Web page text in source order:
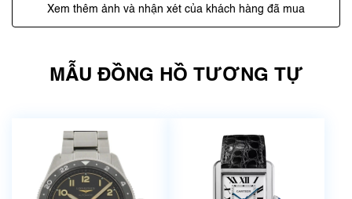
Xem thêm ảnh và nhận xét của khách hàng đã mua
MẪU ĐỒNG HỒ TƯƠNG TỰ